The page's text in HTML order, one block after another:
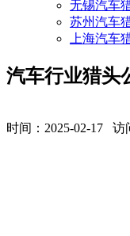
无锡汽车
苏州汽车
上海汽车
汽车行业猎头
时间：2025-02-17 访